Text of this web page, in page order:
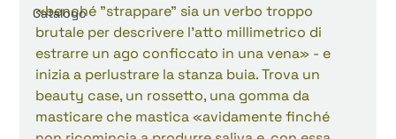
Catalogo
«benché "strappare" sia un verbo troppo
brutale per descrivere l'atto millimetrico di
estrarre un ago conficcato in una vena» - e
inizia a perlustrare la stanza buia. Trova un
beauty case, un rossetto, una gomma da
masticare che mastica «avidamente finché